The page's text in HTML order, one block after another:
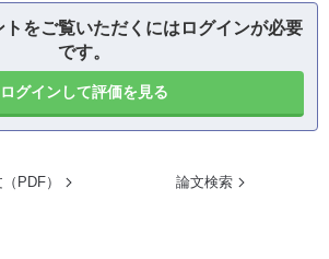
をご覧いただくにはログインが必要
です。
ログインして評価を見る
PDF） 論文検索